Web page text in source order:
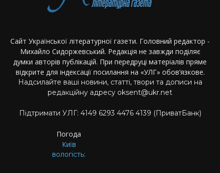
Сайт Української літературної газети. Головний редактор -
Михайло Сидоржевський. Редакція не завжди поділяє
думки авторів публікацій. При передруці матеріалів пряме
відкрите для індексації посилання на «УЛГ» обов’язкове.
Надсилайте ваші новини, статті, твори та дописи на
редакційну адресу oksent@ukr.net
Підтримати УЛГ: 4149 6293 4476 4139 (ПриватБанк)
Погода
Київ
вологість: